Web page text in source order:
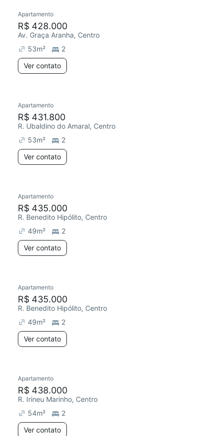
Redecorar
Apartamento
R$ 428.000
Av. Graça Aranha, Centro
53m²
2
Ver contato
Redecorar
Apartamento
R$ 431.800
R. Ubaldino do Amaral, Centro
53m²
2
Ver contato
Chegou este mês
Apartamento
R$ 435.000
R. Benedito Hipólito, Centro
49m²
2
Ver contato
Chegou este mês
Apartamento
R$ 435.000
R. Benedito Hipólito, Centro
49m²
2
Ver contato
Redecorar
Apartamento
R$ 438.000
R. Irineu Marinho, Centro
54m²
2
Ver contato